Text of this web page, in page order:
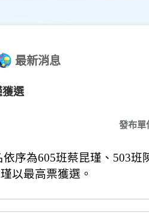
最新消息
選
發布單
依序為605班蔡昆瑾、 503班
以最高票獲選。